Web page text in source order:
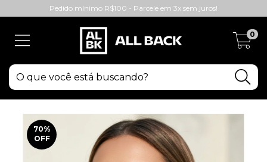
Pedido mínimo R$100 - Parcele em 3x sem juros!
0
70%
OFF